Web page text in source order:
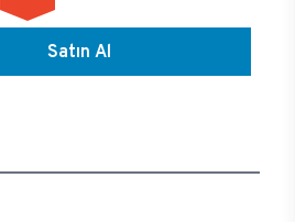
Satın Al